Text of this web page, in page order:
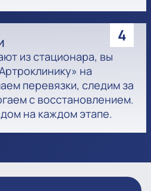
4
из стационара, вы
на
перевязки, следим за
с восстановлением.
на каждом этапе.